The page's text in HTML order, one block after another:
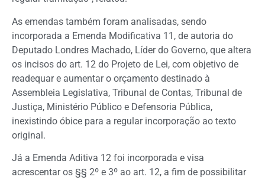
As emendas também foram analisadas, sendo
incorporada a Emenda Modificativa 11, de autoria do
Deputado Londres Machado, Líder do Governo, que altera
os incisos do art. 12 do Projeto de Lei, com objetivo de
readequar e aumentar o orçamento destinado à
Assembleia Legislativa, Tribunal de Contas, Tribunal de
Justiça, Ministério Público e Defensoria Pública,
inexistindo óbice para a regular incorporação ao texto
original.
Já a Emenda Aditiva 12 foi incorporada e visa
acrescentar os §§ 2º e 3º ao art. 12, a fim de possibilitar